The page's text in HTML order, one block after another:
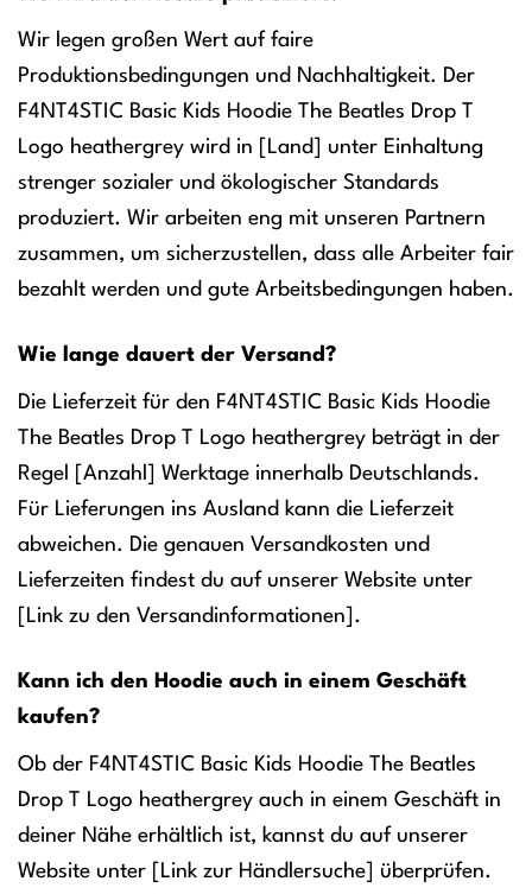
Wir legen großen Wert auf faire
Produktionsbedingungen und Nachhaltigkeit. Der
F4NT4STIC Basic Kids Hoodie The Beatles Drop T
Logo heathergrey wird in [Land] unter Einhaltung
strenger sozialer und ökologischer Standards
produziert. Wir arbeiten eng mit unseren Partnern
zusammen, um sicherzustellen, dass alle Arbeiter fair
bezahlt werden und gute Arbeitsbedingungen haben.
Wie lange dauert der Versand?
Die Lieferzeit für den F4NT4STIC Basic Kids Hoodie
The Beatles Drop T Logo heathergrey beträgt in der
Regel [Anzahl] Werktage innerhalb Deutschlands.
Für Lieferungen ins Ausland kann die Lieferzeit
abweichen. Die genauen Versandkosten und
Lieferzeiten findest du auf unserer Website unter
[Link zu den Versandinformationen].
Kann ich den Hoodie auch in einem Geschäft
kaufen?
Ob der F4NT4STIC Basic Kids Hoodie The Beatles
Drop T Logo heathergrey auch in einem Geschäft in
deiner Nähe erhältlich ist, kannst du auf unserer
Website unter [Link zur Händlersuche] überprüfen.